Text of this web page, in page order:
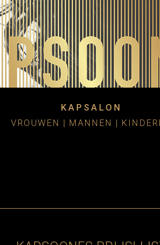
KAPSALON
VROUWEN | MANNEN |